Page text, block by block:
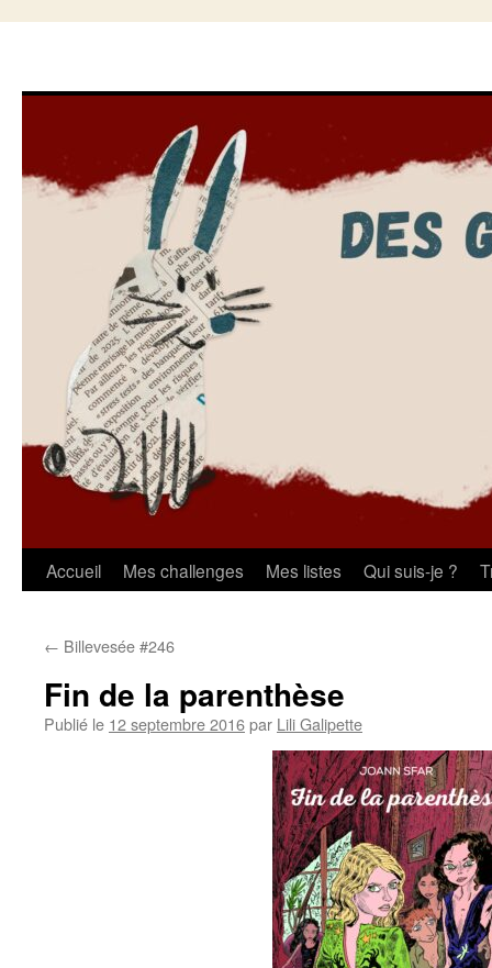
Aller
contenu
Accueil Mes challenges Mes listes Qui suis-je ?
← Billevesée #246
Fin de la parenthèse
Publié le 12 septembre 2016par Lili Galipette